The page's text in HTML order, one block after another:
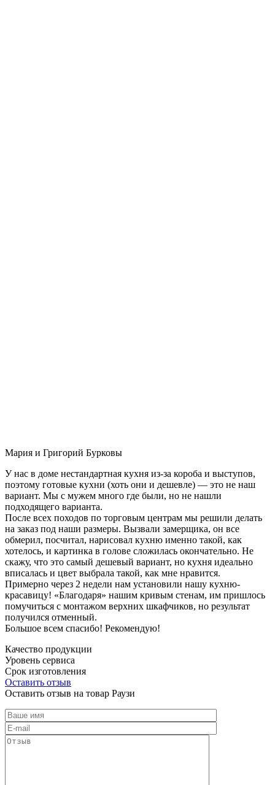
Мария и Григорий Бурковы
У нас в доме нестандартная кухня из-за короба и выступов,
поэтому готовые кухни (хоть они и дешевле) — это не наш
вариант. Мы с мужем много где были, но не нашли
подходящего варианта.
После всех походов по торговым центрам мы решили делать
на заказ под наши размеры. Вызвали замерщика, он все
обмерил, посчитал, нарисовал кухню именно такой, как
хотелось, и картинка в голове сложилась окончательно. Не
скажу, что это самый дешевый вариант, но кухня идеально
вписалась и цвет выбрала такой, как мне нравится.
Примерно через 2 недели нам установили нашу кухню-
красавицу! «Благодаря» нашим кривым стенам, им пришлось
помучиться с монтажом верхних шкафчиков, но результат
получился отменный.
Большое всем спасибо! Рекомендую!
Качество продукции
Уровень сервиса
Срок изготовления
Оставить отзыв
Оставить отзыв на товар Раузи